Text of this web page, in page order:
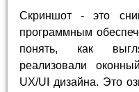
Скриншот - это
программным
понять, как
реализовали
UX/UI дизайна. Это